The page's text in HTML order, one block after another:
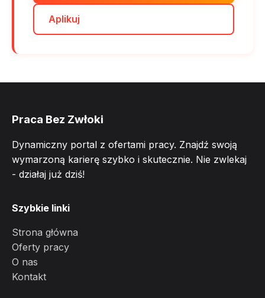
Aplikuj
Praca Bez Zwłoki
Dynamiczny portal z ofertami pracy. Znajdź swoją
wymarzoną karierę szybko i skutecznie. Nie zwlekaj
- działaj już dziś!
Szybkie linki
Strona główna
Oferty pracy
O nas
Kontakt